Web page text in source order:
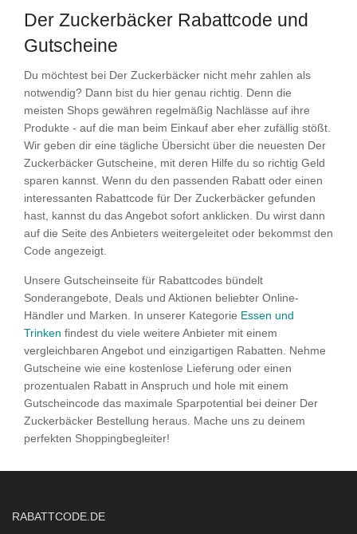
Der Zuckerbäcker Rabattcode und
Gutscheine
Du möchtest bei Der Zuckerbäcker nicht mehr zahlen als
notwendig? Dann bist du hier genau richtig. Denn die
meisten Shops gewähren regelmäßig Nachlässe auf ihre
Produkte - auf die man beim Einkauf aber eher zufällig stößt.
Wir geben dir eine tägliche Übersicht über die neuesten Der
Zuckerbäcker Gutscheine, mit deren Hilfe du so richtig Geld
sparen kannst. Wenn du den passenden Rabatt oder einen
interessanten Rabattcode für Der Zuckerbäcker gefunden
hast, kannst du das Angebot sofort anklicken. Du wirst dann
auf die Seite des Anbieters weitergeleitet oder bekommst den
Code angezeigt.
Unsere Gutscheinseite für Rabattcodes bündelt
Sonderangebote, Deals und Aktionen beliebter Online-
Händler und Marken. In unserer Kategorie Essen und
Trinken findest du viele weitere Anbieter mit einem
vergleichbaren Angebot und einzigartigen Rabatten. Nehme
Gutscheine wie eine kostenlose Lieferung oder einen
prozentualen Rabatt in Anspruch und hole mit einem
Gutscheincode das maximale Sparpotential bei deiner Der
Zuckerbäcker Bestellung heraus. Mache uns zu deinem
perfekten Shoppingbegleiter!
RABATTCODE.DE